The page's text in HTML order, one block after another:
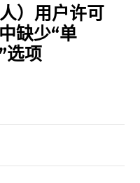
）用户许可
缺少“单
选项